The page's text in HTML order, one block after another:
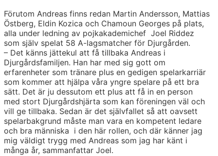
Förutom Andreas finns redan Martin Andersson, Mattias
Östberg, Eldin Kozica och Chamoun Georges på plats,
alla under ledning av pojkakademichef Joel Riddez
som själv spelat 58 A-lagsmatcher för Djurgården.
– Det känns jättekul att få tillbaka Andreas i
Djurgårdsfamiljen. Han har med sig gott om
erfarenheter som tränare plus en gedigen spelarkarriär
som kommer att hjälpa våra yngre spelare på ett bra
sätt. Det är ju dessutom ett plus att få in en person
med stort Djurgårdshjärta som kan föreningen väl och
vill ge tillbaka. Sedan är det självfallet så att oavsett
spelarbakgrund måste man vara en kompetent ledare
och bra människa i den här rollen, och där känner jag
mig väldigt trygg med Andreas som jag har känt i
många år, sammanfattar Joel.